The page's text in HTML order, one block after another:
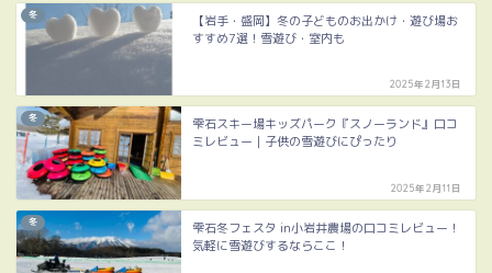
冬
【岩手・盛岡】冬の子どものお出かけ・遊び場お
すすめ7選！雪遊び・室内も
2025年2月13日
冬
雫石スキー場キッズパーク『スノーランド』口コ
ミレビュー｜子供の雪遊びにぴったり
2025年2月11日
冬
雫石冬フェスタ in小岩井農場の口コミレビュー！
気軽に雪遊びするならここ！